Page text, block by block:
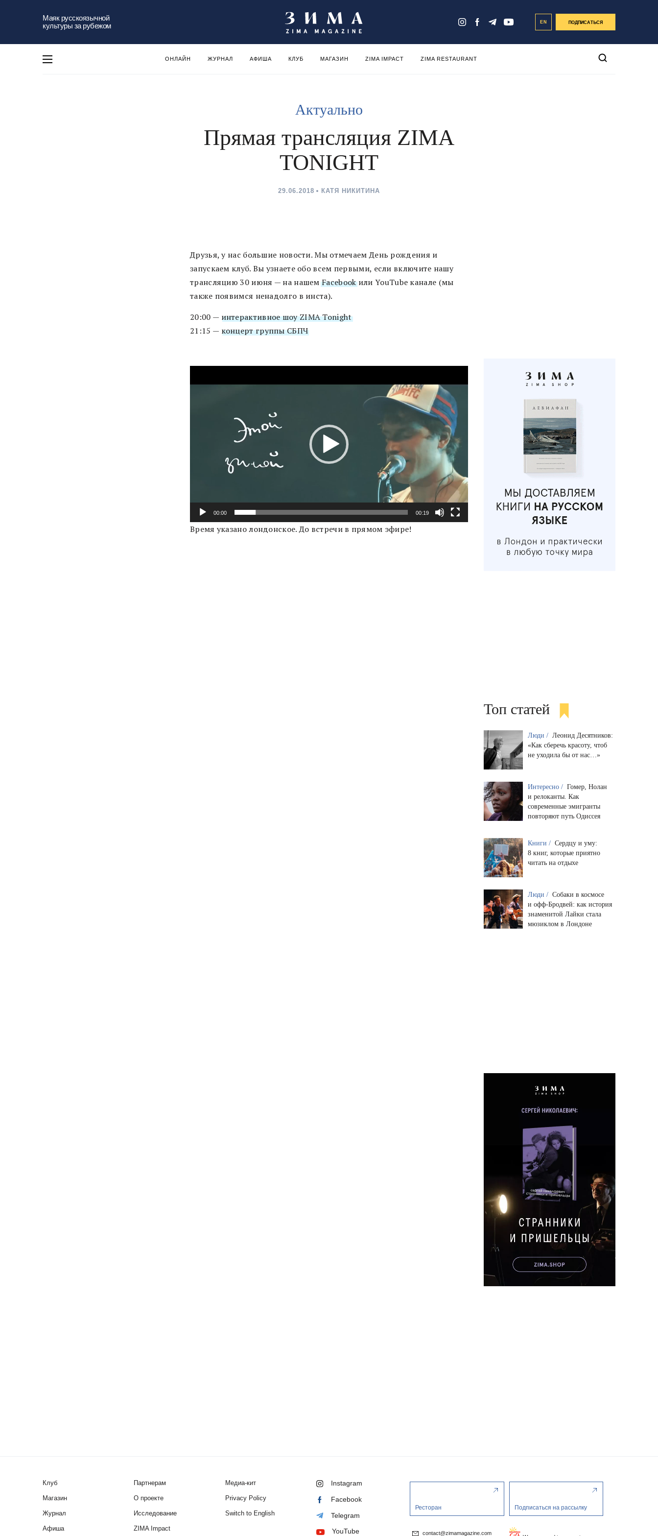
Маяк русскоязычной
культуры за рубежом
EN ПОДПИСАТЬСЯ
ОНЛАЙН ЖУРНАЛ АФИША КЛУБ МАГАЗИН ZIMA IMPACT ZIMA RESTAURANT
Актуально
Прямая трансляция ZIMA
TONIGHT
29.06.2018 КАТЯ НИКИТИНА
Друзья, у нас большие новости. Мы отмечаем День рождения и
запускаем клуб. Вы узнаете обо всем первыми, если включите нашу
трансляцию 30 июня — на нашемFacebookили YouTube канале (мы
также появимся ненадолго в инста).
20:00 — интерактивное шоу ZIMA Tonight
21:15 — концерт группы СБПЧ
00:00 00:19
Время указано лондонское. До встречи в прямом эфире!
Топ статей
Люди / Леонид Десятников:
«Как сберечь красоту, чтоб
не уходила бы от нас…»
Интересно / Гомер, Нолан
и релоканты. Как
современные эмигранты
повторяют путь Одиссея
Книги / Сердцу и уму:
8 книг, которые приятно
читать на отдыхе
Люди / Собаки в космосе
и офф-Бродвей: как история
знаменитой Лайки стала
мюзиклом в Лондоне
Клуб
Магазин
Журнал
Афиша
Партнерам
О проекте
Исследование
ZIMA Impact
Медиа-кит
Privacy Policy
Switch to English
Instagram
Facebook
Telegram
YouTube
Ресторан Подписаться на рассылку
contact@zimamagazine.com